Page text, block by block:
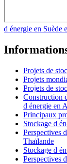
d énergie en Suède
Projets de
Projets
Projets de
Construction
d énergie en
Principaux
Stockage d
Perspectives
Thaïlande
Stockage d
Perspectives